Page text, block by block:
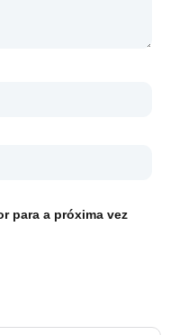
para a próxima vez